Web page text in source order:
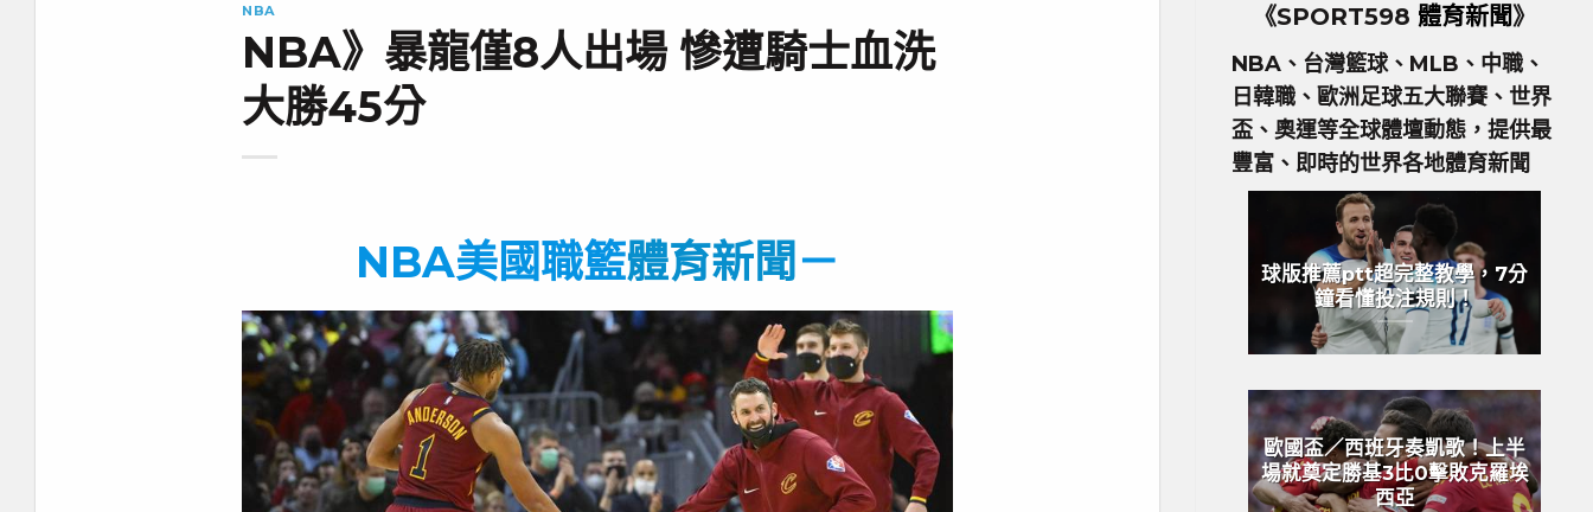
NBA
NBA》暴龍僅8人出場 慘遭騎士血洗
大勝45分
NBA美國職籃體育新聞 －
《SPORT598 體育新聞》
NBA、台灣籃球、MLB、中職、
日韓職、歐洲足球五大聯賽、世界
盃、奧運等全球體壇動態，提供最
豐富、即時的世界各地體育新聞
球版推薦ptt超完整教學，7分
鐘看懂投注規則！
歐國盃／西班牙奏凱歌！上半
場就奠定勝基3比0擊敗克羅埃
西亞